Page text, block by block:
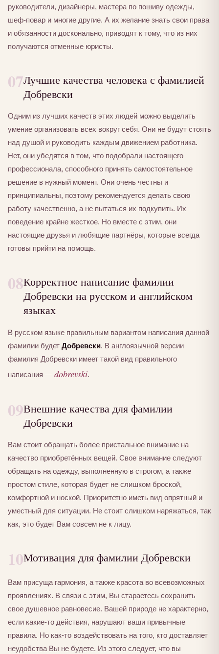
руководители, дизайнеры, мастера по пошиву одежды,
шеф-повар и многие другие. А их желание знать свои права
и обязанности досконально, приводят к тому, что из них
получаются отменные юристы.
07Лучшие качества человека с фамилией
Добревски
Одним из лучших качеств этих людей можно выделить
умение организовать всех вокруг себя. Они не будут стоять
над душой и руководить каждым движением работника.
Нет, они убедятся в том, что подобрали настоящего
профессионала, способного принять самостоятельное
решение в нужный момент. Они очень честны и
принципиальны, поэтому рекомендуется делать свою
работу качественно, а не пытаться их подкупить. Их
поведение крайне жесткое. Но вместе с этим, они
настоящие друзья и любящие партнёры, которые всегда
готовы прийти на помощь.
08Корректное написание фамилии
Добревски на русском и английском
языках
В русском языке правильным вариантом написания данной
фамилии будет Добревски. В англоязычной версии
фамилия Добревски имеет такой вид правильного
написания — dobrevski.
09Внешние качества для фамилии
Добревски
Вам стоит обращать более пристальное внимание на
качество приобретённых вещей. Свое внимание следуют
обращать на одежду, выполненную в строгом, а также
простом стиле, которая будет не слишком броской,
комфортной и ноской. Приоритетно иметь вид опрятный и
уместный для ситуации. Не стоит слишком наряжаться, так
как, это будет Вам совсем не к лицу.
10Мотивация для фамилии Добревски
Вам присуща гармония, а также красота во всевозможных
проявлениях. В связи с этим, Вы стараетесь сохранить
свое душевное равновесие. Вашей природе не характерно,
если какие-то действия, нарушают ваши привычные
правила. Но как-то воздействовать на того, кто доставляет
неудобства Вы не будете. Из этого следует, что вы